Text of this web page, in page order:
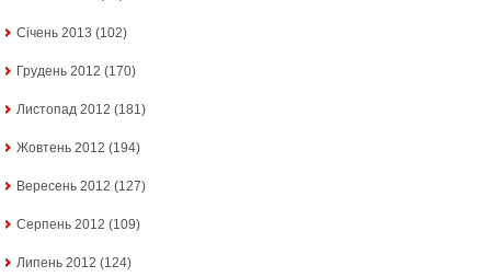
Січень 2013 (102)
Грудень 2012 (170)
Листопад 2012 (181)
Жовтень 2012 (194)
Вересень 2012 (127)
Серпень 2012 (109)
Липень 2012 (124)